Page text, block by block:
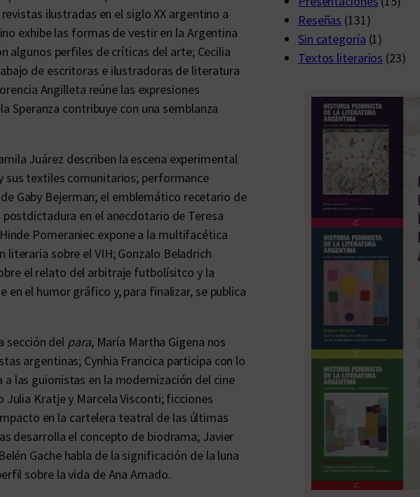
ilustradas en el siglo XX argentino a
exhibe las formas de vestir en la Argentina
algunos perfiles de críticas del arte; Cecilia
de escritoras e ilustradoras de literatura
Angilleta reúne las expresiones
Speranza contribuye con una semblanza
Juárez describen la escena experimental
sus textiles comunitarios; performance
Gaby Bejerman; el emblemático recetario de
en el anecdotario de Teresa
Pomeraniec expone a la multifacética
literaria sobre el VIH; Gonzalo Beladrich
el relato del arbitraje futbolísitco y la
el humor gráfico y, para finalizar, se publica
sección del para, María Martha Gigena nos
argentinas; Cynhia Francica participa con lo
las guionistas en la modernización del cine
Kratje y Marcela Visconti; ficciones
en la cartelera teatral de las últimas
desarrolla el concepto de biodrama; Javier
Gache habla de la significación de la luna
sobre la vida de Ana Amado.
Reseñas (131)
Sin categoría (1)
Textos literarios (23)